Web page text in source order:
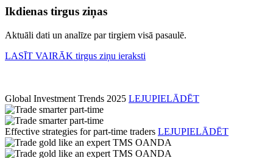
Ikdienas tirgus ziņas
Aktuāli dati un analīze par tirgiem visā pasaulē.
LASĪT VAIRĀK tirgus ziņu ieraksti
Global Investment Trends 2025 LEJUPIELĀDĒT
Effective strategies for part-time traders LEJUPIELĀDĒT